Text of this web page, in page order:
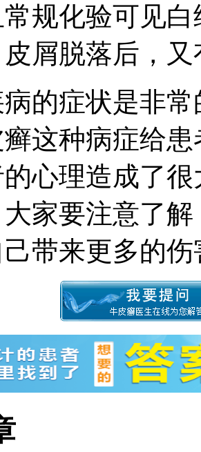
规化验可见
屑脱落后，
的症状是非
这种病症给
心理造成了
家要注意了
带来更多的伤